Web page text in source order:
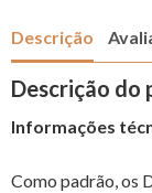
Descrição
Descrição do
Informações
Como padrão, os